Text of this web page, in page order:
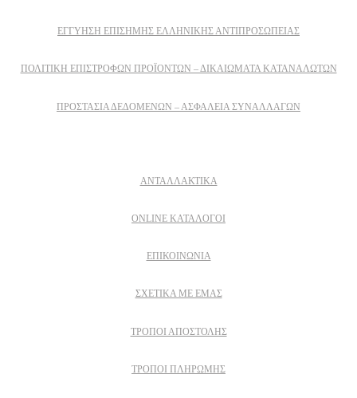
ΕΓΓΎΗΣΗ ΕΠΊΣΗΜΗΣ ΕΛΛΗΝΙΚΉΣ ΑΝΤΙΠΡΟΣΩΠΕΊΑΣ
ΠΟΛΙΤΙΚΉ ΕΠΙΣΤΡΟΦΏΝ ΠΡΟΪΌΝΤΩΝ – ΔΙΚΑΙΏΜΑΤΑ ΚΑΤΑΝΑΛΩΤΏΝ
ΠΡΟΣΤΑΣΊΑ ΔΕΔΟΜΈΝΩΝ – ΑΣΦΆΛΕΙΑ ΣΥΝΑΛΛΑΓΏΝ
ΑΝΤΑΛΛΑΚΤΙΚΑ
ONLINE ΚΑΤΑΛΟΓΟΙ
ΕΠΙΚΟΙΝΩΝΙΑ
ΣΧΕΤΙΚΆ ΜΕ ΕΜΆΣ
ΤΡΌΠΟΙ ΑΠΟΣΤΟΛΉΣ
ΤΡΌΠΟΙ ΠΛΗΡΩΜΉΣ